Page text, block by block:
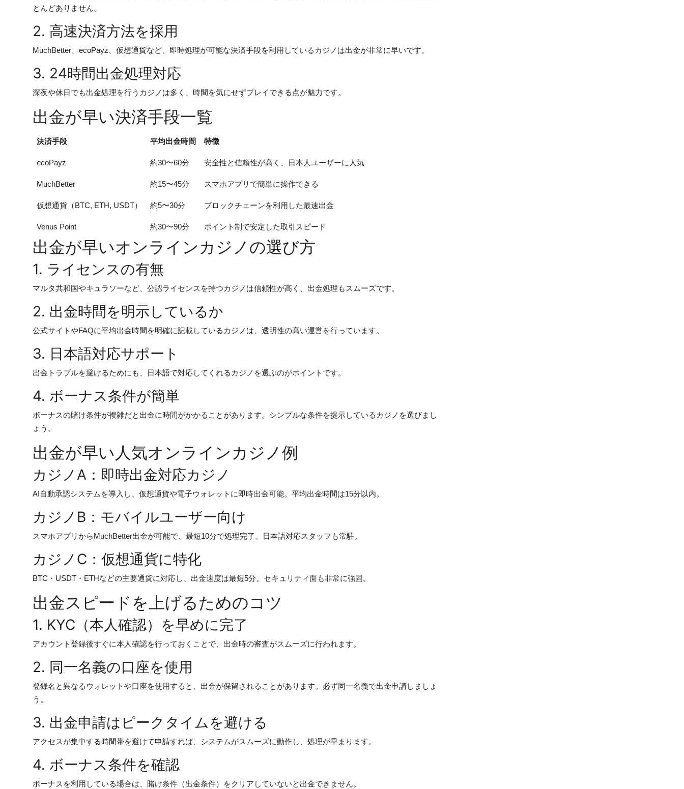
とんどありません。
2. 高速決済方法を採用
MuchBetter、ecoPayz、仮想通貨など、即時処理が可能な決済手段を利用しているカジノは出金が非常に早いです。
3. 24時間出金処理対応
深夜や休日でも出金処理を行うカジノは多く、時間を気にせずプレイできる点が魅力です。
出金が早い決済手段一覧
決済手段 平均出金時間 特徴
ecoPayz 約30〜60分 安全性と信頼性が高く、日本人ユーザーに人気
MuchBetter 約15〜45分 スマホアプリで簡単に操作できる
仮想通貨（BTC, ETH, USDT） 約5〜30分 ブロックチェーンを利用した最速出金
Venus Point 約30〜90分 ポイント制で安定した取引スピード
出金が早いオンラインカジノの選び方
1. ライセンスの有無
マルタ共和国やキュラソーなど、公認ライセンスを持つカジノは信頼性が高く、出金処理もスムーズです。
2. 出金時間を明示しているか
公式サイトやFAQに平均出金時間を明確に記載しているカジノは、透明性の高い運営を行っています。
3. 日本語対応サポート
出金トラブルを避けるためにも、日本語で対応してくれるカジノを選ぶのがポイントです。
4. ボーナス条件が簡単
ボーナスの賭け条件が複雑だと出金に時間がかかることがあります。シンプルな条件を提示しているカジノを選びまし
ょう。
出金が早い人気オンラインカジノ例
カジノA：即時出金対応カジノ
AI自動承認システムを導入し、仮想通貨や電子ウォレットに即時出金可能。平均出金時間は15分以内。
カジノB：モバイルユーザー向け
スマホアプリからMuchBetter出金が可能で、最短10分で処理完了。日本語対応スタッフも常駐。
カジノC：仮想通貨に特化
BTC・USDT・ETHなどの主要通貨に対応し、出金速度は最短5分。セキュリティ面も非常に強固。
出金スピードを上げるためのコツ
1. KYC（本人確認）を早めに完了
アカウント登録後すぐに本人確認を行っておくことで、出金時の審査がスムーズに行われます。
2. 同一名義の口座を使用
登録名と異なるウォレットや口座を使用すると、出金が保留されることがあります。必ず同一名義で出金申請しましょ
う。
3. 出金申請はピークタイムを避ける
アクセスが集中する時間帯を避けて申請すれば、システムがスムーズに動作し、処理が早まります。
4. ボーナス条件を確認
ボーナスを利用している場合は、賭け条件（出金条件）をクリアしていないと出金できません。